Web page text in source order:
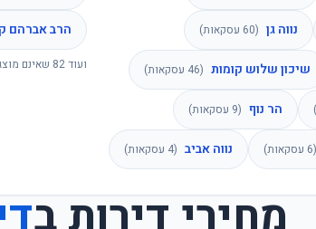
נווה גן (
60 עסקאות)
שיכון שלוש קומות (
46 עסקאות)
הר נוף (
9 עסקאות)
(
6 עסקאות) נווה אביב (
4 עסקאות)
הרב אברהם
ועוד82 שאינם